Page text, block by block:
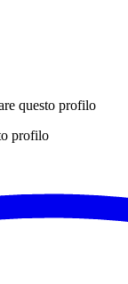
questo profilo
profilo